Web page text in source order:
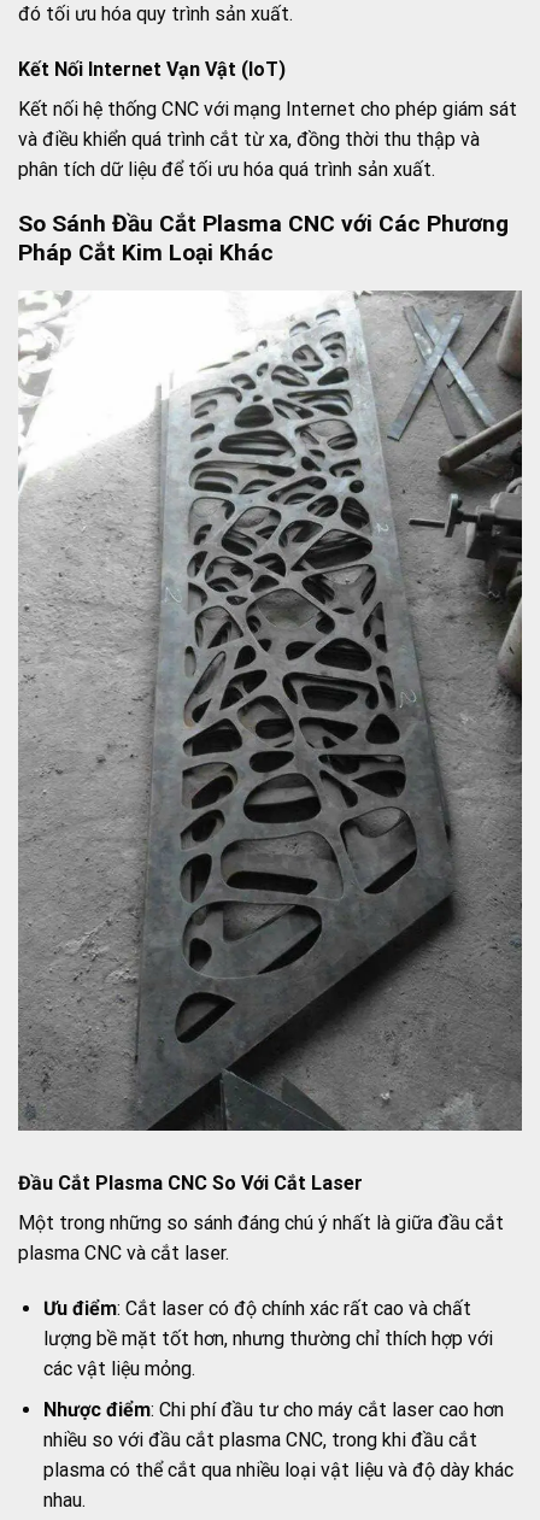
đó tối ưu hóa quy trình sản xuất.
Kết Nối Internet Vạn Vật (IoT)
Kết nối hệ thống CNC với mạng Internet cho phép giám sát
và điều khiển quá trình cắt từ xa, đồng thời thu thập và
phân tích dữ liệu để tối ưu hóa quá trình sản xuất.
So Sánh Đầu Cắt Plasma CNC với Các Phương
Pháp Cắt Kim Loại Khác
Đầu Cắt Plasma CNC So Với Cắt Laser
Một trong những so sánh đáng chú ý nhất là giữa đầu cắt
plasma CNC và cắt laser.
Ưu điểm: Cắt laser có độ chính xác rất cao và chất
lượng bề mặt tốt hơn, nhưng thường chỉ thích hợp với
các vật liệu mỏng.
Nhược điểm: Chi phí đầu tư cho máy cắt laser cao hơn
nhiều so với đầu cắt plasma CNC, trong khi đầu cắt
plasma có thể cắt qua nhiều loại vật liệu và độ dày khác
nhau.